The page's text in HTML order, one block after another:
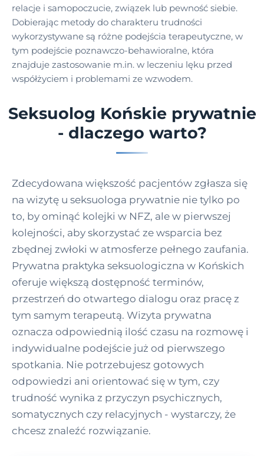
relacje i samopoczucie, związek lub pewność siebie.
Dobierając metody do charakteru trudności
wykorzystywane są różne podejścia terapeutyczne, w
tym podejście poznawczo-behawioralne, która
znajduje zastosowanie m.in. w leczeniu lęku przed
współżyciem i problemami ze wzwodem.
Seksuolog Końskie prywatnie
- dlaczego warto?
Zdecydowana większość pacjentów zgłasza się
na wizytę u seksuologa prywatnie nie tylko po
to, by ominąć kolejki w NFZ, ale w pierwszej
kolejności, aby skorzystać ze wsparcia bez
zbędnej zwłoki w atmosferze pełnego zaufania.
Prywatna praktyka seksuologiczna w Końskich
oferuje większą dostępność terminów,
przestrzeń do otwartego dialogu oraz pracę z
tym samym terapeutą. Wizyta prywatna
oznacza odpowiednią ilość czasu na rozmowę i
indywidualne podejście już od pierwszego
spotkania. Nie potrzebujesz gotowych
odpowiedzi ani orientować się w tym, czy
trudność wynika z przyczyn psychicznych,
somatycznych czy relacyjnych - wystarczy, że
chcesz znaleźć rozwiązanie.